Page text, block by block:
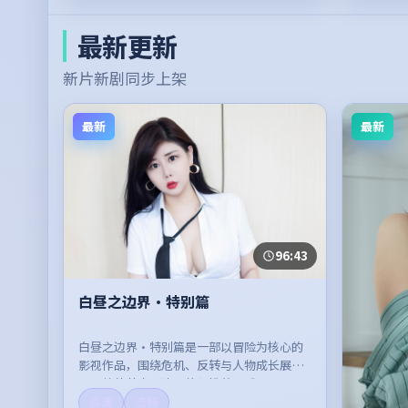
最新更新
新片新剧同步上架
最新
96:43
白昼之边界·特别篇
白昼之边界·特别篇是一部以冒险为核心的
影视作品，围绕危机、反转与人物成长展
开，整体节奏紧凑，值得推荐观看。
最新